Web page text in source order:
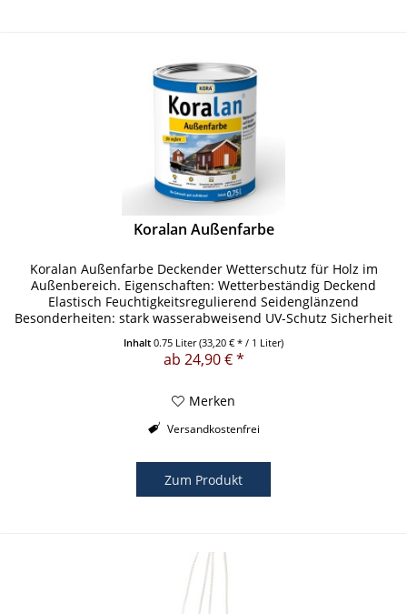
Koralan Außenfarbe
Koralan Außenfarbe Deckender Wetterschutz für Holz im
Außenbereich. Eigenschaften: Wetterbeständig Deckend
Elastisch Feuchtigkeitsregulierend Seidenglänzend
Besonderheiten: stark wasserabweisend UV-Schutz Sicherheit
Inhalt0.75 Liter(33,20 € * / 1 Liter)
ab 24,90 € *
Merken
Versandkostenfrei
Zum Produkt